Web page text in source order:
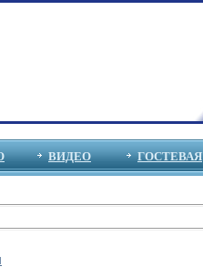
ВИДЕО ГОСТЕВАЯ